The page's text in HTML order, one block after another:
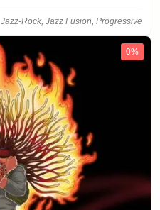
Jazz-Rock, Jazz Fusion, Progressive
0%